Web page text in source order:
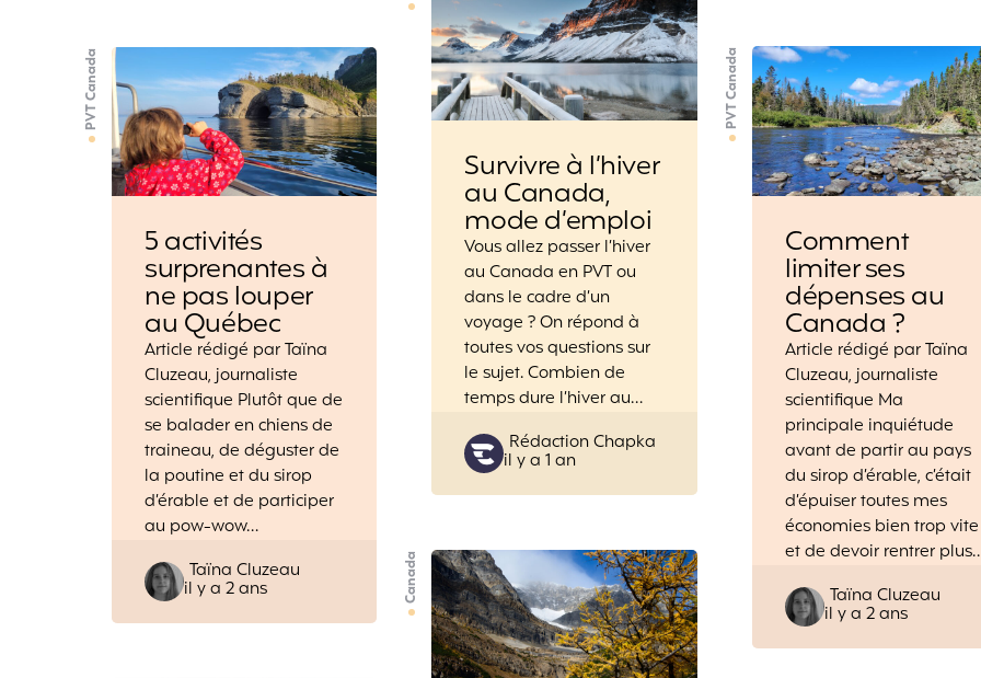
Survivre à l’hiver
au Canada,
mode d’emploi
Vous allez passer l’hiver
au Canada en PVT ou
dans le cadre d’un
voyage ? On répond à
toutes vos questions sur
le sujet. Combien de
temps dure l’hiver au…
Posted
by
Rédaction Chapka
il y a 1 an
PVT Canada
Comment
limiter ses
dépenses au
Canada ?
Article rédigé par Taïna
Cluzeau, journaliste
scientifique Ma
principale inquiétude
avant de partir au pays
du sirop d’érable, c’était
d’épuiser toutes mes
économies bien trop vite
et de devoir rentrer
Posted
by
Taïna Cluzeau
il y a 2 ans
PVT Canada
5 activités
surprenantes à
ne pas louper
au Québec
Article rédigé par Taïna
Cluzeau, journaliste
scientifique Plutôt que de
se balader en chiens de
traineau, de déguster de
la poutine et du sirop
d’érable et de participer
au pow-wow…
Posted
by
Taïna Cluzeau
il y a 2 ans Canada